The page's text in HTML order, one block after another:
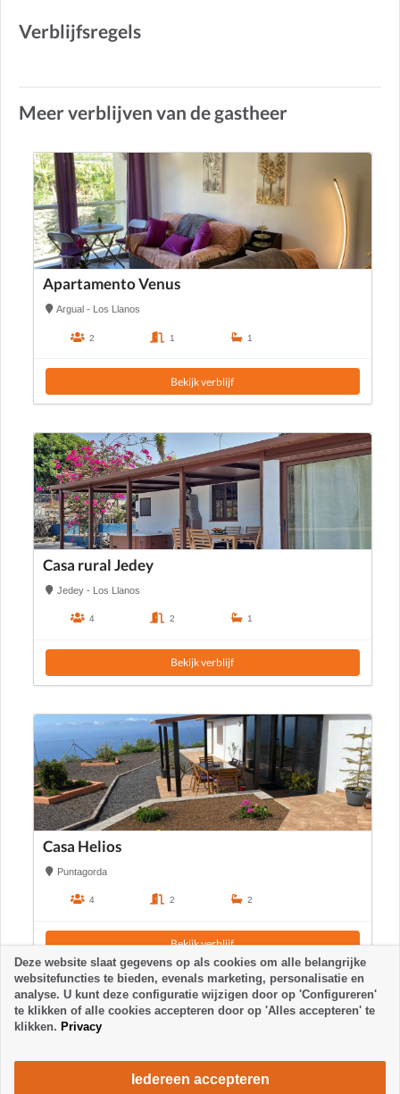
Verblijfsregels
Meer verblijven van de gastheer
Apartamento Venus
Argual - Los Llanos
2 1 1
Bekijk verblijf
Casa rural Jedey
Jedey - Los Llanos
4 2 1
Bekijk verblijf
Casa Helios
Puntagorda
4 2 2
Bekijk verblijf
Deze website slaat gegevens op als cookies om alle belangrijke
websitefuncties te bieden, evenals marketing, personalisatie en
analyse. U kunt deze configuratie wijzigen door op 'Configureren'
te klikken of alle cookies accepteren door op 'Alles accepteren' te
klikken. Privacy
Iedereen accepteren